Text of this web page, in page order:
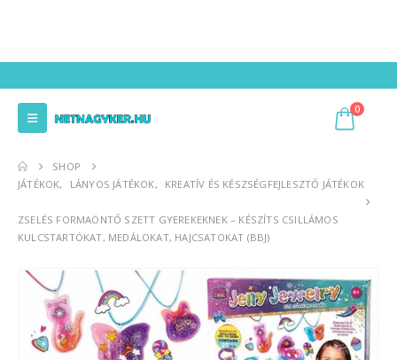
0
SHOP
JÁTÉKOK, LÁNYOS JÁTÉKOK, KREATÍV ÉS KÉSZSÉGFEJLESZTŐ JÁTÉKOK
ZSELÉS FORMAÖNTŐ SZETT GYEREKEKNEK – KÉSZÍTS CSILLÁMOS
KULCSTARTÓKAT, MEDÁLOKAT, HAJCSATOKAT (BBJ)